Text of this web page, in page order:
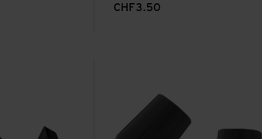
CHF 3.50